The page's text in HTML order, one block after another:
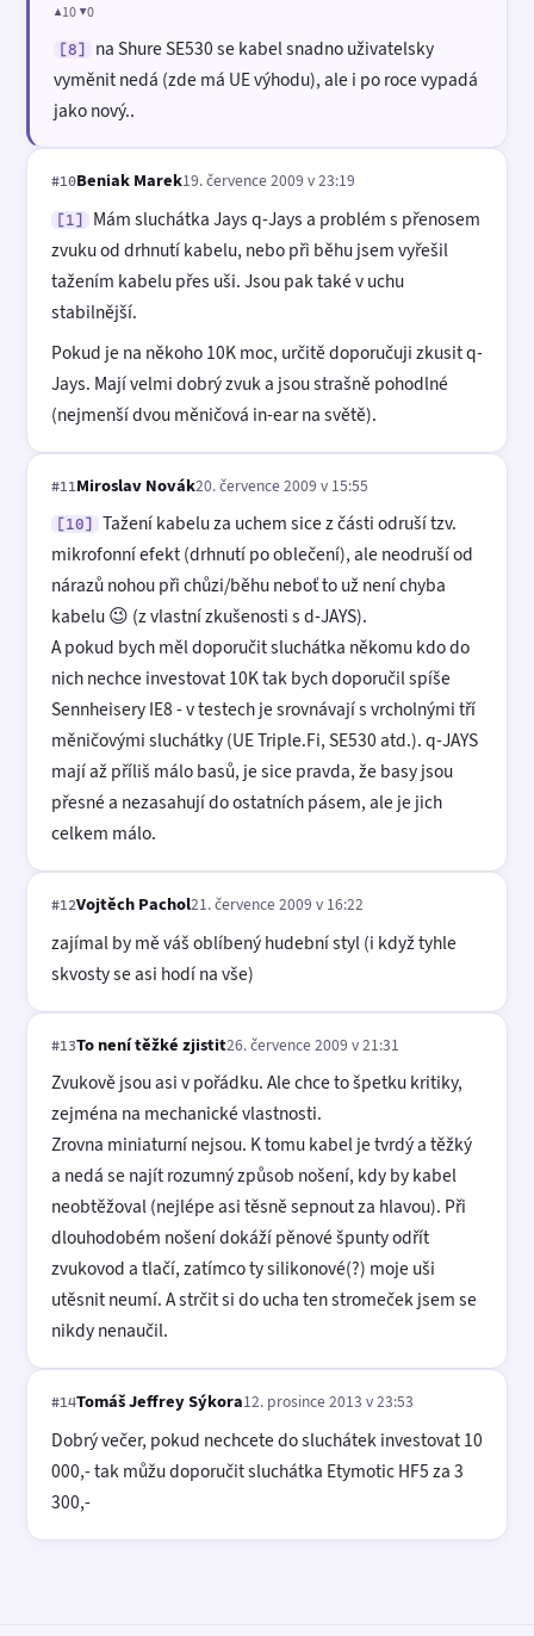
▲10 ▼0
[8]
na Shure SE530 se kabel snadno uživatelsky
vyměnit nedá (zde má UE výhodu), ale i po roce vypadá
jako nový..
#10Beniak Marek19. července 2009 v 23:19
[1]
Mám sluchátka Jays q-Jays a problém s přenosem
zvuku od drhnutí kabelu, nebo při běhu jsem vyřešil
tažením kabelu přes uši. Jsou pak také v uchu
stabilnější.
Pokud je na někoho 10K moc, určitě doporučuji zkusit q-
Jays. Mají velmi dobrý zvuk a jsou strašně pohodlné
(nejmenší dvou měničová in-ear na světě).
#11 Miroslav Novák20. července 2009 v 15:55
[10]
Tažení kabelu za uchem sice z části odruší tzv.
mikrofonní efekt (drhnutí po oblečení), ale neodruší od
nárazů nohou při chůzi/běhu neboť to už není chyba
kabelu 😉 (z vlastní zkušenosti s d-JAYS).
A pokud bych měl doporučit sluchátka někomu kdo do
nich nechce investovat 10K tak bych doporučil spíše
Sennheisery IE8 - v testech je srovnávají s vrcholnými tří
měničovými sluchátky (UE Triple.Fi, SE530 atd.). q-JAYS
mají až příliš málo basů, je sice pravda, že basy jsou
přesné a nezasahují do ostatních pásem, ale je jich
celkem málo.
#12Vojtěch Pachol21. července 2009 v 16:22
zajímal by mě váš oblíbený hudební styl (i když tyhle
skvosty se asi hodí na vše)
#13To není těžké zjistit26. července 2009 v 21:31
Zvukově jsou asi v pořádku. Ale chce to špetku kritiky,
zejména na mechanické vlastnosti.
Zrovna miniaturní nejsou. K tomu kabel je tvrdý a těžký
a nedá se najít rozumný způsob nošení, kdy by kabel
neobtěžoval (nejlépe asi těsně sepnout za hlavou). Při
dlouhodobém nošení dokáží pěnové špunty odřít
zvukovod a tlačí, zatímco ty silikonové(?) moje uši
utěsnit neumí. A strčit si do ucha ten stromeček jsem se
nikdy nenaučil.
#14Tomáš Jeffrey Sýkora12. prosince 2013 v 23:53
Dobrý večer, pokud nechcete do sluchátek investovat 10
000,- tak můžu doporučit sluchátka Etymotic HF5 za 3
300,-